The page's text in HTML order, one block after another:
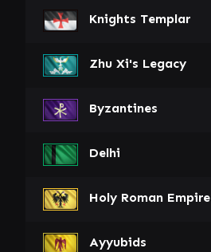
Knights Templar
Zhu Xi's Legacy
Byzantines
Delhi
Holy Roman Empire
Ayyubids